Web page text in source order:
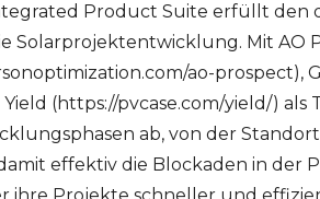
Product Suite erfüllt den
Solarprojektentwicklung. Mit AO
ao-prospect),
(https://pvcase.com/yield/) als
ab, von der
effektiv die Blockaden in der